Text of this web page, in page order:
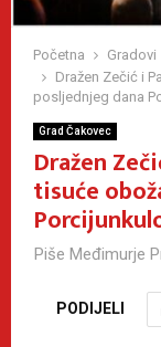
Početna Gradovi
Dražen Zečić i
posljednjeg dana
Grad Čakovec
Dražen
tisuće
Piše Međimurje
PODIJELI